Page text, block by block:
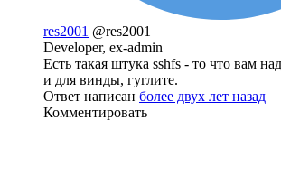
res2001 @res2001
Developer, ex-admin
Есть такая штука sshfs - то что вам
и для винды, гуглите.
Ответ написан более двух лет назад
Комментировать